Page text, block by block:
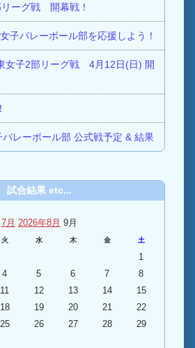
ーグ戦 開幕戦！
子バレーボール部を応援しよう！
女子2部リーグ戦 4月12日(日) 開
レーボール部 公式戦予定 & 結果
試合結果 etc...
7月 2026年8月 9月
火 水 木 金 土
1
4 5 6 7
8
11 12 13 14
15
18 19 20 21
22
25 26 27 28
29